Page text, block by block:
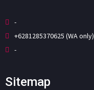
-
+6281285370625 (WA only)
-
Sitemap